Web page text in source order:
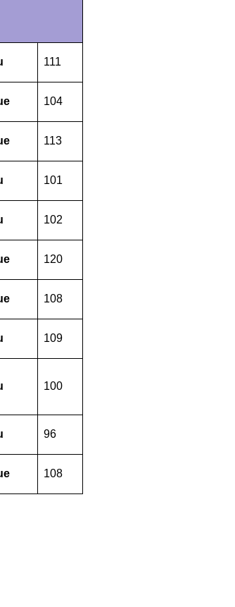
111
104
113
101
102
120
108
109
100
96
108